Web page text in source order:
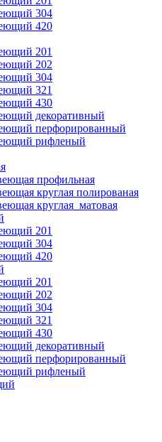
304
420
201
202
304
321
430
декоративный
перфорированный
рифленый
профильная
круглая полированая
круглая матовая
201
304
420
201
202
304
321
430
декоративный
перфорированный
рифленый